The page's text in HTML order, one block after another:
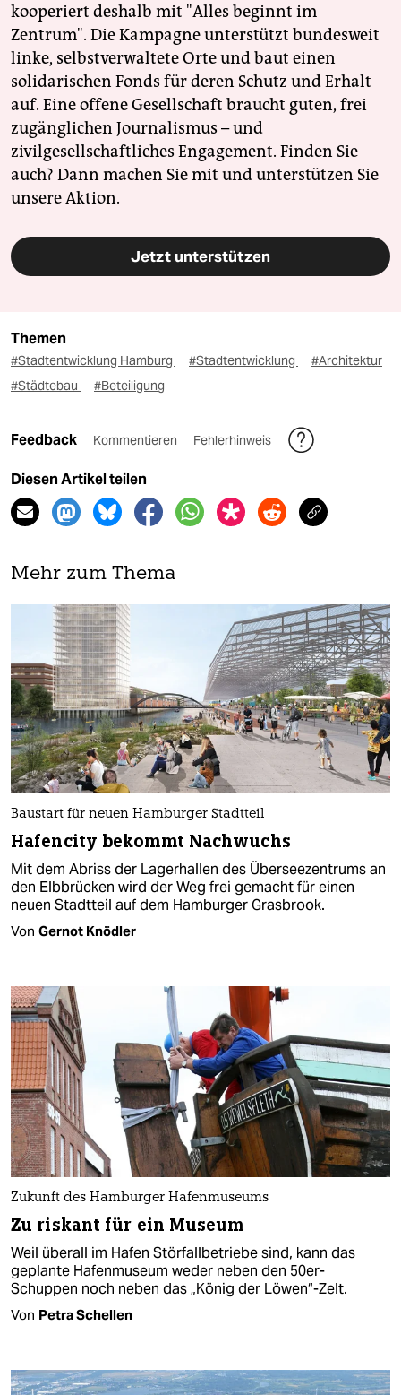
kooperiert deshalb mit "Alles beginnt im
Zentrum". Die Kampagne unterstützt bundesweit
linke, selbstverwaltete Orte und baut einen
solidarischen Fonds für deren Schutz und Erhalt
auf. Eine offene Gesellschaft braucht guten, frei
zugänglichen Journalismus – und
zivilgesellschaftliches Engagement. Finden Sie
auch? Dann machen Sie mit und unterstützen Sie
unsere Aktion.
Jetzt unterstützen
Themen
#Stadtentwicklung Hamburg #Stadtentwicklung
#Architektur
#Städtebau
#Beteiligung
Feedback Kommentieren Fehlerhinweis
Diesen Artikel teilen
Mehr zum Thema
Baustart für neuen Hamburger Stadtteil
Hafencity bekommt Nachwuchs
Mit dem Abriss der Lagerhallen des Überseezentrums an
den Elbbrücken wird der Weg frei gemacht für einen
neuen Stadtteil auf dem Hamburger Grasbrook.
Von Gernot Knödler
Zukunft des Hamburger Hafenmuseums
Zu riskant für ein Museum
Weil überall im Hafen Störfallbetriebe sind, kann das
geplante Hafenmuseum weder neben den 50er-
Schuppen noch neben das „König der Löwen“-Zelt.
Von Petra Schellen